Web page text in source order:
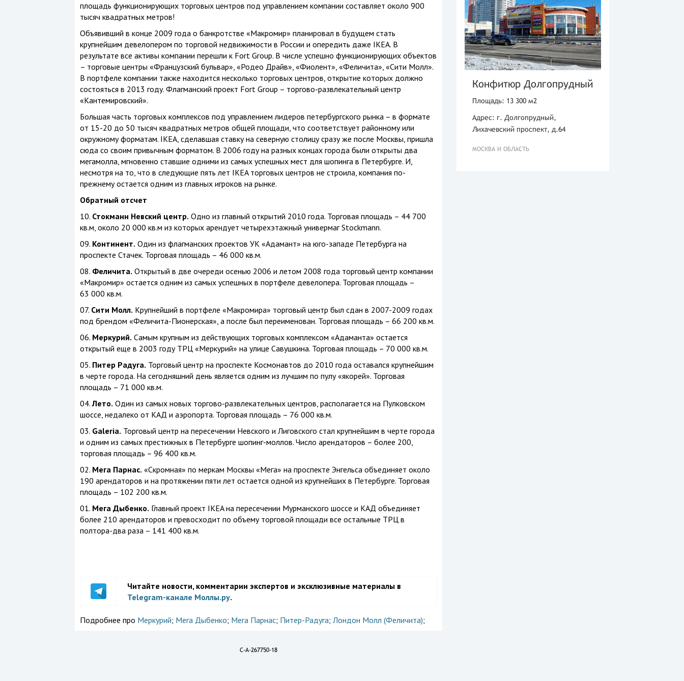
площадь функционирующих торговых центров под управлением компании составляет около 900
тысяч квадратных метров!
Объявивший в конце 2009 года о банкротстве «Макромир» планировал в будущем стать
крупнейшим девелопером по торговой недвижимости в России и опередить даже IKEA. В
результате все активы компании перешли к Fort Group. В числе успешно функционирующих объектов
– торговые центры «Французский бульвар», «Родео Драйв», «Фиолент», «Феличита», «Сити Молл».
В портфеле компании также находится несколько торговых центров, открытие которых должно
состояться в 2013 году. Флагманский проект Fort Group – торгово-развлекательный центр
«Кантемировский».
Большая часть торговых комплексов под управлением лидеров петербургского рынка – в формате
от 15-20 до 50 тысяч квадратных метров общей площади, что соответствует районному или
окружному форматам. IKEA, сделавшая ставку на северную столицу сразу же после Москвы, пришла
сюда со своим привычным форматом. В 2006 году на разных концах города были открыты два
мегамолла, мгновенно ставшие одними из самых успешных мест для шопинга в Петербурге. И,
несмотря на то, что в следующие пять лет IKEA торговых центров не строила, компания по-
прежнему остается одним из главных игроков на рынке.
Обратный отсчет
10. Стокманн Невский центр. Одно из главный открытий 2010 года. Торговая площадь – 44 700
кв.м, около 20 000 кв.м из которых арендует четырехэтажный универмаг Stockmann.
09. Континент. Один из флагманских проектов УК «Адамант» на юго-западе Петербурга на
проспекте Стачек. Торговая площадь – 46 000 кв.м.
08. Феличита. Открытый в две очереди осенью 2006 и летом 2008 года торговый центр компании
«Макромир» остается одним из самых успешных в портфеле девелопера. Торговая площадь –
63 000 кв.м.
07. Сити Молл. Крупнейший в портфеле «Макромира» торговый центр был сдан в 2007-2009 годах
под брендом «Феличита-Пионерская», а после был переименован. Торговая площадь – 66 200 кв.м.
06. Меркурий. Самым крупным из действующих торговых комплексом «Адаманта» остается
открытый еще в 2003 году ТРЦ «Меркурий» на улице Савушкина. Торговая площадь – 70 000 кв.м.
05. Питер Радуга. Торговый центр на проспекте Космонавтов до 2010 года оставался крупнейшим
в черте города. На сегодняшний день является одним из лучшим по пулу «якорей». Торговая
площадь – 71 000 кв.м.
04.Лето. Один из самых новых торгово-развлекательных центров, располагается на Пулковском
шоссе, недалеко от КАД и аэропорта. Торговая площадь – 76 000 кв.м.
03. Galeria. Торговый центр на пересечении Невского и Лиговского стал крупнейшим в черте города
и одним из самых престижных в Петербурге шопинг-моллов. Число арендаторов – более 200,
торговая площадь – 96 400 кв.м.
02. Мега Парнас. «Скромная» по меркам Москвы «Мега» на проспекте Энгельса объединяет около
190 арендаторов и на протяжении пяти лет остается одной из крупнейших в Петербурге. Торговая
площадь – 102 200 кв.м.
01. Мега Дыбенко. Главный проект IKEA на пересечении Мурманского шоссе и КАД объединяет
более 210 арендаторов и превосходит по объему торговой площади все остальные ТРЦ в
полтора-два раза – 141 400 кв.м.
Читайте новости, комментарии экспертов и эксклюзивные материалы в
Telegram-канале Моллы.ру.
Подробнее про Меркурий; Мега Дыбенко; Мега Парнас; Питер-Радуга; Лондон Молл (Феличита);
C-A-267750-18
Конфитюр Долгопрудный
Площадь: 13 300 м2
Адрес: г. Долгопрудный,
Лихачевский проспект, д.64
МОСКВА И ОБЛАСТЬ